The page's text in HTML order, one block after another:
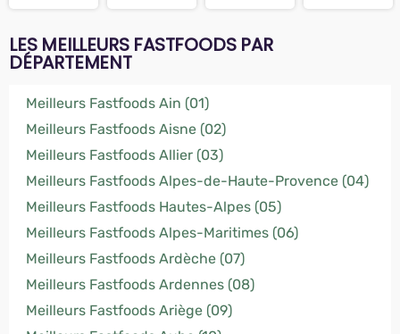
LES MEILLEURS FASTFOODS PAR
DÉPARTEMENT
Meilleurs Fastfoods Ain (01)
Meilleurs Fastfoods Aisne (02)
Meilleurs Fastfoods Allier (03)
Meilleurs Fastfoods Alpes-de-Haute-Provence (04)
Meilleurs Fastfoods Hautes-Alpes (05)
Meilleurs Fastfoods Alpes-Maritimes (06)
Meilleurs Fastfoods Ardèche (07)
Meilleurs Fastfoods Ardennes (08)
Meilleurs Fastfoods Ariège (09)